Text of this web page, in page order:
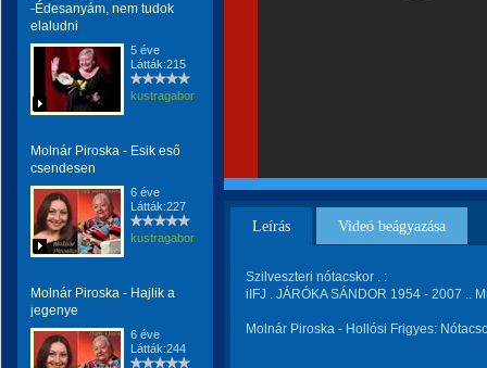
-Édesanyám, nem tudok
elaludni
5 éve
Látták:215
kustragabor
Molnár Piroska - Esik eső
csendesen
6 éve
Látták:227
kustragabor
Molnár Piroska - Hajlik a
jegenye
6 éve
Látták:244
Leírás Videó beágyazása
Szilveszteri nótacskor . :
iIFJ . JÁRÓKA SÁNDOR 1954 - 2007 ..
Molnár Piroska - Hollósi Frigyes: